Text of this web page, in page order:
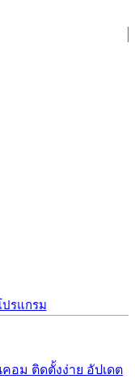
รแกรม
อม ติดตั้งง่าย อัปเดต